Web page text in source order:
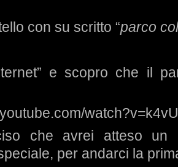
con su scritto “parco
e scopro che il
che avrei atteso un
per andarci la